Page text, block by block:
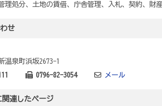
理処分、土地の賃借、庁舎管理、入札、契約、財
せ
温泉町浜坂2673-1
0796-82-3054 メール
関連したページ